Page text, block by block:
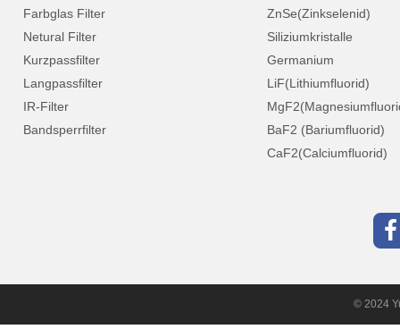
Farbglas Filter
Netural Filter
Kurzpassfilter
Langpassfilter
IR-Filter
Bandsperrfilter
ZnSe(Zinkselenid)
Siliziumkristalle
Germanium
LiF(Lithiumfluorid)
BaF2 (Bariumfluorid)
CaF2(Calciumfluorid)
© 2024